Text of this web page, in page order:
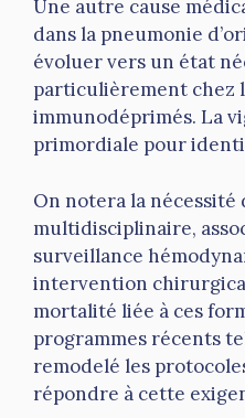
Une autre cause
dans la pneumonie
évoluer vers un état
particulièrement chez
immunodéprimés. La
primordiale pour
On notera la nécessité
multidisciplinaire,
surveillance
intervention
mortalité liée à ces
programmes récents
remodelé les
répondre à cette